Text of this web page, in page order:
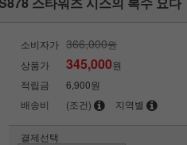
소비자가 366,000원
상품가
345,000원
적립금
6,900원
배송비
(조건) 지역별
결제선택